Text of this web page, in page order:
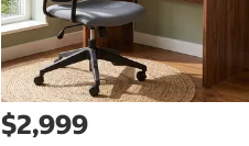
$2,999